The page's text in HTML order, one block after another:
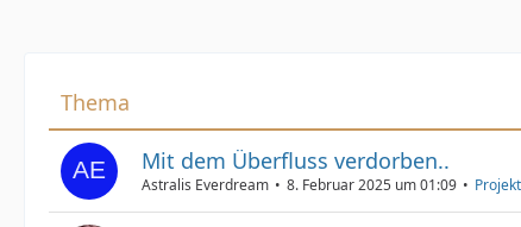
Thema
Mit dem Überfluss verdorben..
Astralis Everdream 8. Februar 2025 um 01:09